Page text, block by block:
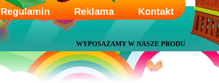
Regulamin Reklama Kontakt
WYPOSAŻAMY W NASZE PRODUKTY